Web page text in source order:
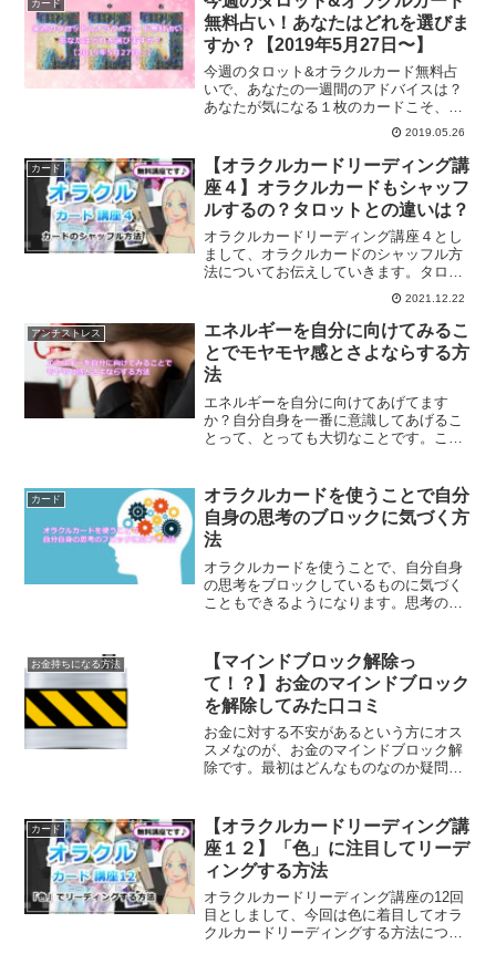
カード
無料占い！あなたはどれを選びま
すか？【2019年5月27日〜】
今週のタロット&オラクルカード無料占
いで、あなたの一週間のアドバイスは？
あなたが気になる１枚のカードこそ、今
週のあなたへのメッセージです。あなた
2019.05.26
カード
【オラクルカードリーディング講
座４】オラクルカードもシャッフ
ルするの？タロットとの違いは？
オラクルカードリーディング講座４とし
まして、オラクルカードのシャッフル方
法についてお伝えしていきます。タロッ
トとも異なるオラクルカードのシャッフ
2021.12.22
アンチストレス
エネルギーを自分に向けてみるこ
とでモヤモヤ感とさよならする方
法
エネルギーを自分に向けてあげてます
か？自分自身を一番に意識してあげるこ
とって、とっても大切なことです。これ
るようになるのです。
カード
オラクルカードを使うことで自分
自身の思考のブロックに気づく方
法
オラクルカードを使うことで、自分自身
の思考をブロックしているものに気づく
こともできるようになります。思考のブ
す。
お金持ちになる方法
【マインドブロック解除っ
て！？】お金のマインドブロック
を解除してみた口コミ
お金に対する不安があるという方にオス
スメなのが、お金のマインドブロック解
除です。最初はどんなものなのか疑問で
ク解除とは？
カード
【オラクルカードリーディング講
座１２】「色」に注目してリーデ
ィングする方法
オラクルカードリーディング講座の12回
目としまして、今回は色に着目してオラ
クルカードリーディングする方法につい